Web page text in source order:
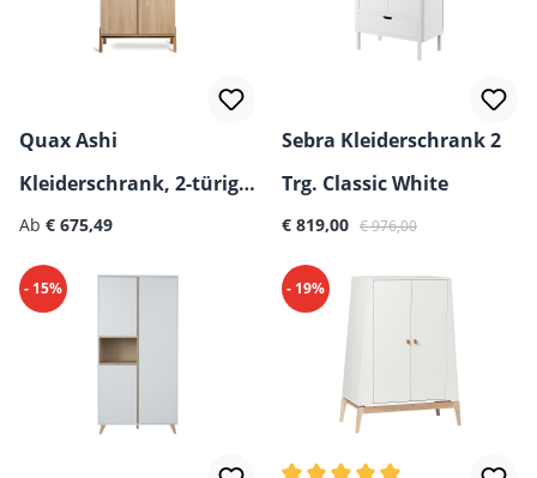
Quax Ashi
Kleiderschrank, 2-türig/
3-türig
Regulärer Preis:
Ab € 675,49
Sebra Kleiderschrank 2
Trg. Classic White
Verkaufspreis:
€ 819,00 Regulärer Preis:
€ 976,00
- 15% - 19%